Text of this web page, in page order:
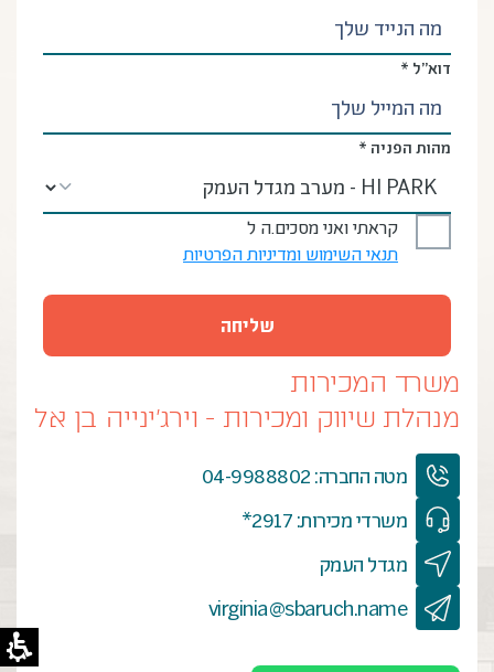
דוא”ל *
מהות הפניה *
קראתי ואני מסכים.ה ל
תנאי השימוש ומדיניות הפרטיות
משרד המכירות
מנהלת שיווק ומכירות - וירג'ינייה בן אל
מטה החברה: 04-9988802
משרדי מכירות: 2917*
מגדל העמק
virginia@sbaruch.name